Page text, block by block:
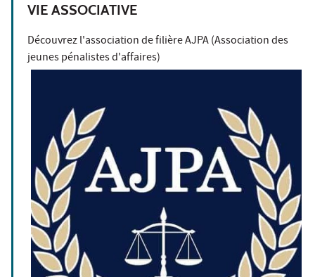
VIE ASSOCIATIVE
Découvrez l'association de filière AJPA (Association des
jeunes pénalistes d'affaires)